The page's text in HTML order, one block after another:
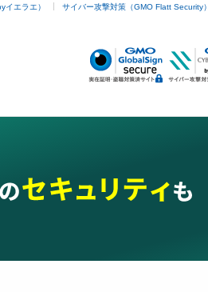
エラエ） サイバー攻撃対策（GMO Flatt Security）